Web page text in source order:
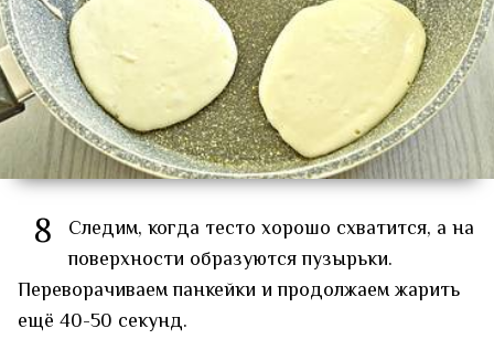
8
Следим, когда тесто хорошо схватится, а на
поверхности образуются пузырьки.
Переворачиваем панкейки и продолжаем жарить
ещё 40-50 секунд.